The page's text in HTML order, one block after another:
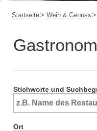
Startseite Wein & Genuss
Stichworte und
Ort